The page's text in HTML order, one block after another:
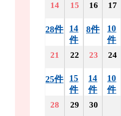
14
28件
15
14
件
16
8件
17
10
件
21
25件
22
15
件
23
14
件
24
10
件
28 29 30